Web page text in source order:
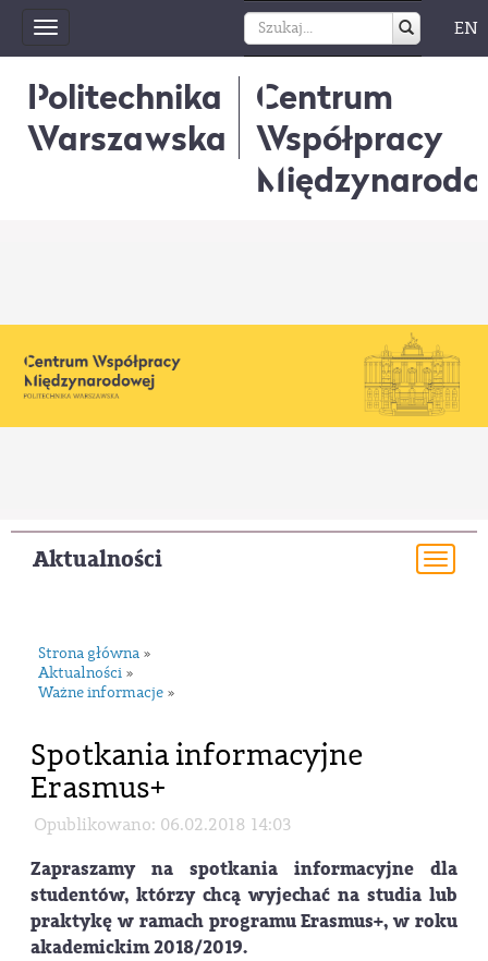
Toggle
navigation
EN
Politechnika
Warszawska
Centrum
Współpracy
Aktualności
Strona główna »
Aktualności »
Ważne informacje »
Spotkania informacyjne
Erasmus+
Opublikowano: 06.02.2018 14:03
Zapraszamy na spotkania informacyjne dla
studentów, którzy chcą wyjechać na studia lub
praktykę w ramach programu Erasmus+, w roku
akademickim 2018/2019.